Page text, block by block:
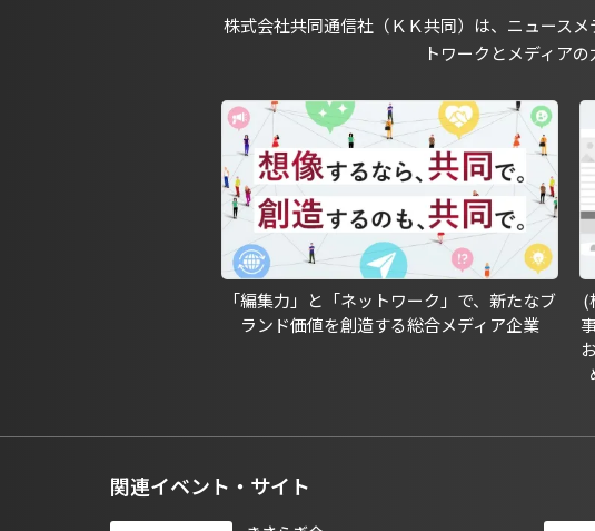
株式会社共同通信社（ＫＫ共同）は、ニュース
トワークとメディア
「編集力」と「ネットワーク」で、新たなブ
ランド価値を創造する総合メディア企業
(
関連イベント・サイト